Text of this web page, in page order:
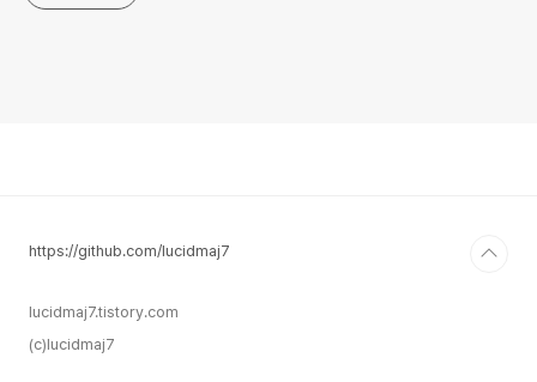
https://github.com/lucidmaj7
lucidmaj7.tistory.com
(c)lucidmaj7